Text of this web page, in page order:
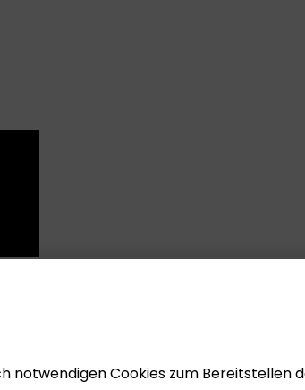
notwendigen Cookies zum Bereitstellen